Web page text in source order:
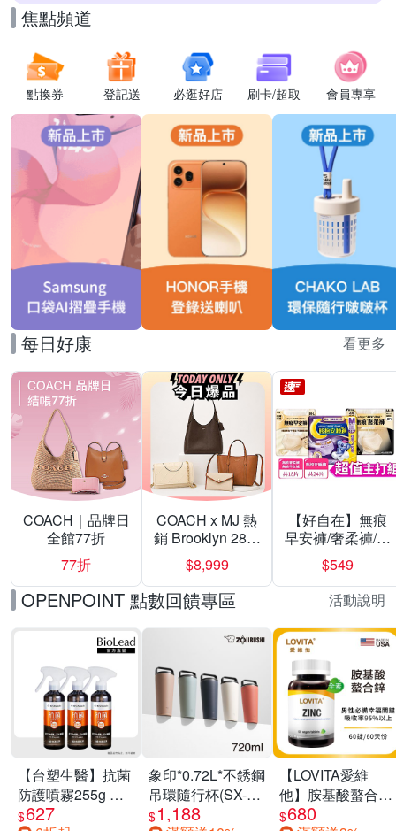
焦點頻道
點換券 登記送 必逛好店 刷卡/超取 會員專享
每日好康 看更多
COACH｜品牌日
全館77折
77折
COACH x MJ 熱
銷 Brooklyn 28／
兩用／斜背包均
一價-多款可選
$8,999
【好自在】無痕
早安褲/奢柔褲/熊
抱安睡褲 超值組
任選一組 -生理
褲/衛生棉褲(無痕
褲18片、安睡褲
24片)
$549
OPENPOINT 點數回饋專區 活動說明
【台塑生醫】抗菌
防護噴霧255g 三
入組
$627
象印*0.72L*不銹鋼
吊環隨行杯(SX-
LA72H)
$1,188
【LOVITA愛維
他】胺基酸螯合鋅
x2瓶30mg素食錠
$680